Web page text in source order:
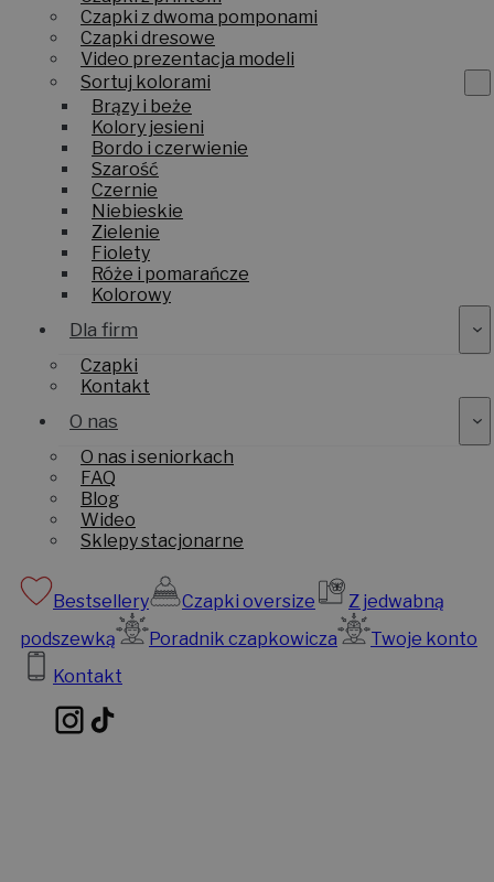
Czapki z dwoma pomponami
Czapki dresowe
Video prezentacja modeli
Sortuj kolorami
Brązy i beże
Kolory jesieni
Bordo i czerwienie
Szarość
Czernie
Niebieskie
Zielenie
Fiolety
Róże i pomarańcze
Kolorowy
Dla firm
Czapki
Kontakt
O nas
O nas i seniorkach
FAQ
Blog
Wideo
Sklepy stacjonarne
Bestsellery Czapki oversize
Z jedwabną
podszewką
Poradnik czapkowicza
Twoje konto
Kontakt